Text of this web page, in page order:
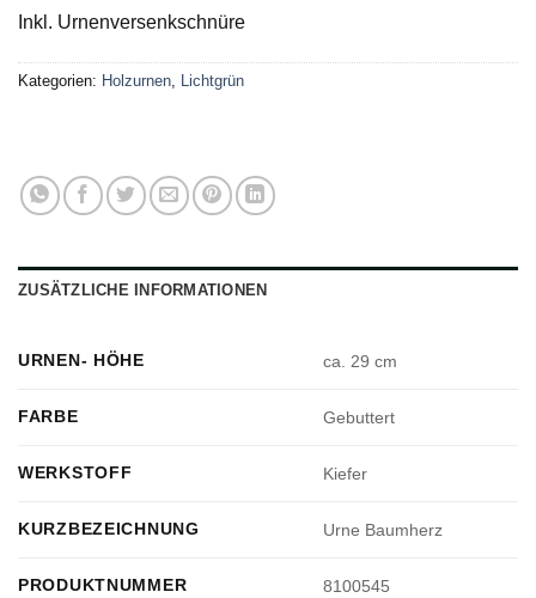
Inkl. Urnenversenkschnüre
Kategorien: Holzurnen, Lichtgrün
ZUSÄTZLICHE INFORMATIONEN
URNEN- HÖHE ca. 29 cm
FARBE Gebuttert
WERKSTOFF Kiefer
KURZBEZEICHNUNG Urne Baumherz
PRODUKTNUMMER 8100545